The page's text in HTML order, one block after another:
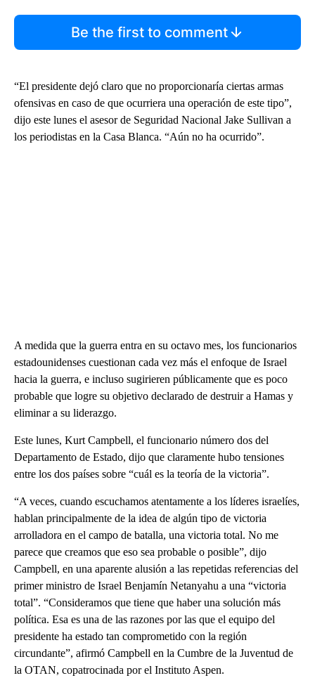
Be the first to comment
“El presidente dejó claro que no proporcionaría ciertas armas
ofensivas en caso de que ocurriera una operación de este tipo”,
dijo este lunes el asesor de Seguridad Nacional Jake Sullivan a
los periodistas en la Casa Blanca. “Aún no ha ocurrido”.
A medida que la guerra entra en su octavo mes, los funcionarios
estadounidenses cuestionan cada vez más el enfoque de Israel
hacia la guerra, e incluso sugirieren públicamente que es poco
probable que logre su objetivo declarado de destruir a Hamas y
eliminar a su liderazgo.
Este lunes, Kurt Campbell, el funcionario número dos del
Departamento de Estado, dijo que claramente hubo tensiones
entre los dos países sobre “cuál es la teoría de la victoria”.
“A veces, cuando escuchamos atentamente a los líderes israelíes,
hablan principalmente de la idea de algún tipo de victoria
arrolladora en el campo de batalla, una victoria total. No me
parece que creamos que eso sea probable o posible”, dijo
Campbell, en una aparente alusión a las repetidas referencias del
primer ministro de Israel Benjamín Netanyahu a una “victoria
total”. “Consideramos que tiene que haber una solución más
política. Esa es una de las razones por las que el equipo del
presidente ha estado tan comprometido con la región
circundante”, afirmó Campbell en la Cumbre de la Juventud de
la OTAN, copatrocinada por el Instituto Aspen.